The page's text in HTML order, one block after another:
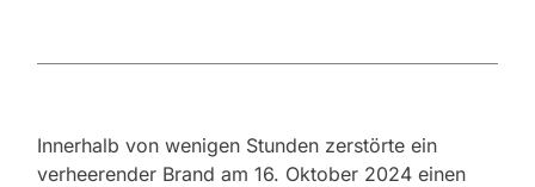
Innerhalb von wenigen Stunden zerstörte ein
verheerender Brand am 16. Oktober 2024 einen